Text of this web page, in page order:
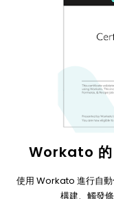
Workato
使用 Workato 進行自動
構建、觸發